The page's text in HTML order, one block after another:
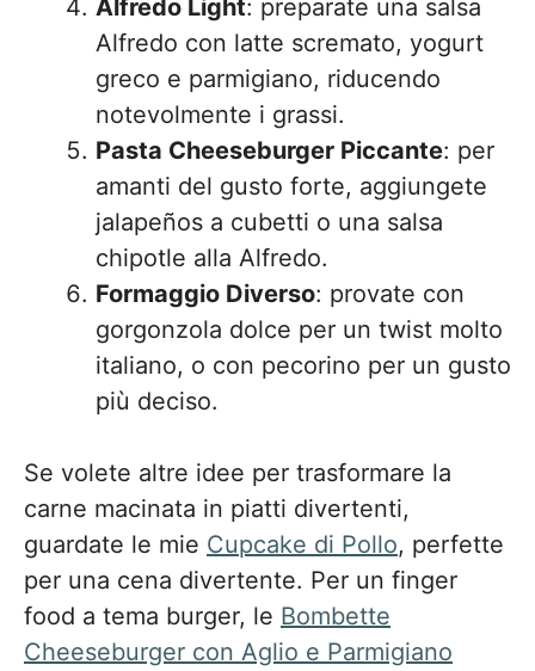
Alfredo Light: preparate una salsa
Alfredo con latte scremato, yogurt
greco e parmigiano, riducendo
notevolmente i grassi.
Pasta Cheeseburger Piccante: per
amanti del gusto forte, aggiungete
jalapeños a cubetti o una salsa
chipotle alla Alfredo.
Formaggio Diverso: provate con
gorgonzola dolce per un twist molto
italiano, o con pecorino per un gusto
più deciso.
Se volete altre idee per trasformare la
carne macinata in piatti divertenti,
guardate le mie Cupcake di Pollo, perfette
per una cena divertente. Per un finger
food a tema burger, le Bombette
Cheeseburger con Aglio e Parmigiano